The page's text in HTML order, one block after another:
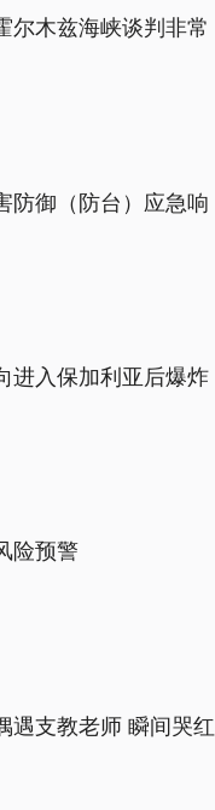
尔木兹海峡谈判非常
防御（防台）应急响
进入保加利亚后爆炸
险预警
遇支教老师 瞬间哭红